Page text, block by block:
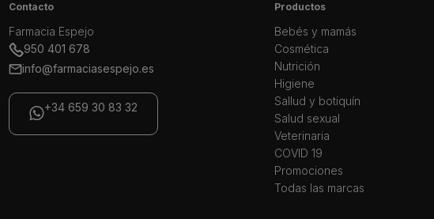
Contacto
Farmacia Espejo
950 401 678
info@farmaciasespejo.es
+34 659 30 83 32
Productos
Bebés y mamás
Cosmética
Nutrición
Higiene
Sallud y botiquín
Salud sexual
Veterinaria
COVID 19
Promociones
Todas las marcas